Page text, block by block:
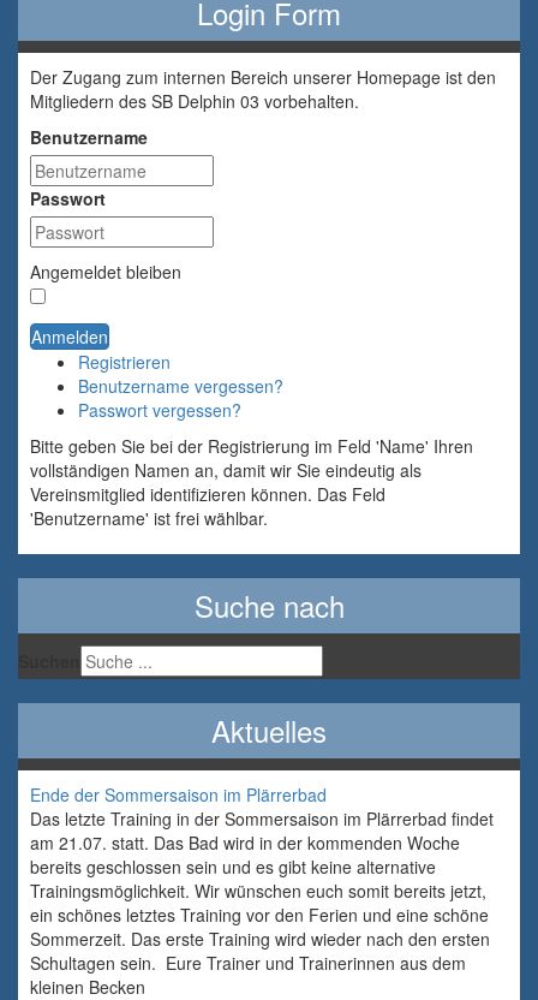
Login Form
Der Zugang zum internen Bereich unserer Homepage ist den
Mitgliedern des SB Delphin 03 vorbehalten.
Benutzername
Passwort
Angemeldet bleiben
Anmelden
Registrieren
Benutzername vergessen?
Passwort vergessen?
Bitte geben Sie bei der Registrierung im Feld 'Name' Ihren
vollständigen Namen an, damit wir Sie eindeutig als
Vereinsmitglied identifizieren können. Das Feld
'Benutzername' ist frei wählbar.
Suche nach
Aktuelles
Ende der Sommersaison im Plärrerbad
Das letzte Training in der Sommersaison im Plärrerbad findet
am 21.07. statt. Das Bad wird in der kommenden Woche
bereits geschlossen sein und es gibt keine alternative
Trainingsmöglichkeit. Wir wünschen euch somit bereits jetzt,
ein schönes letztes Training vor den Ferien und eine schöne
Sommerzeit. Das erste Training wird wieder nach den ersten
Schultagen sein. Eure Trainer und Trainerinnen aus dem
kleinen Becken